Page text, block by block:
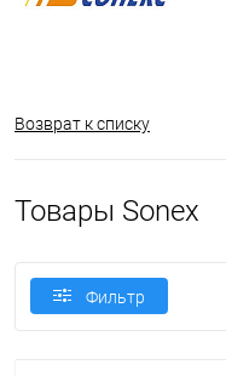
Возврат к списку
Товары Sonex
Фильтр